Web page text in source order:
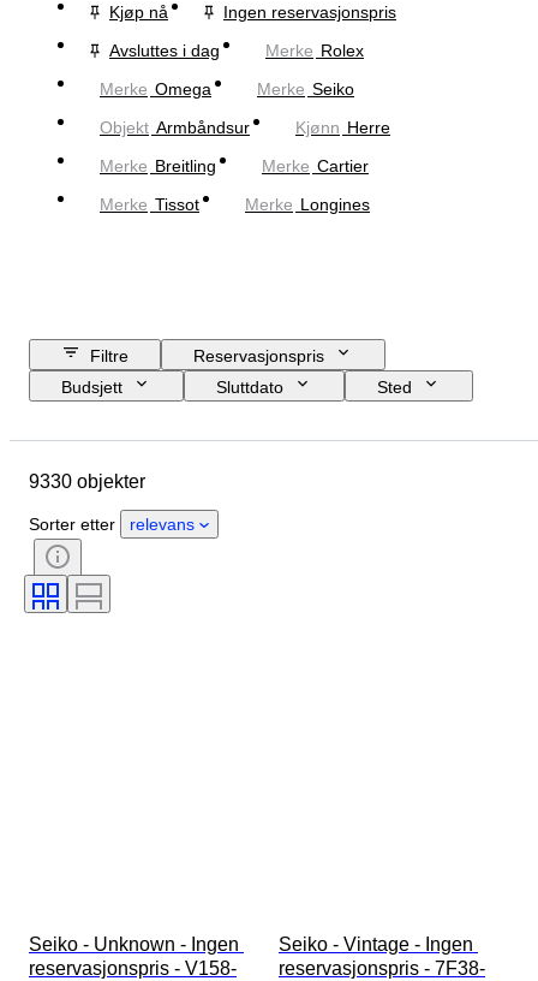
Kjøp nå
Ingen reservasjonspris
Avsluttes i dag
Merke Rolex
Merke Omega Merke Seiko
Objekt Armbåndsur Kjønn Herre
Merke Breitling Merke Cartier
Merke Tissot Merke Longines
Filtre
Reservasjonspris
Budsjett
Sluttdato
Sted
Opprinnelsesland
Tilstand
Ekstra tilbehør
Sertifisering
Urverk
9330 objekter
Sorter etter relevans
Seiko - Unknown - Ingen
reservasjonspris - V158-
Seiko - Vintage - Ingen
reservasjonspris - 7F38-